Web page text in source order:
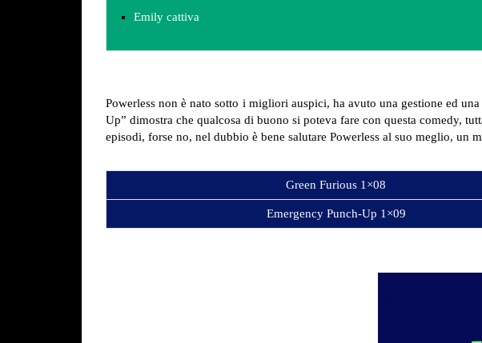
Emily cattiva
Powerless non è nato sotto i migliori auspici, ha avuto una gestione ed
Up” dimostra che qualcosa di buono si poteva fare con questa comedy,
episodi, forse no, nel dubbio è bene salutare Powerless al suo meglio, un
Green Furious 1×08
Emergency Punch-Up 1×09